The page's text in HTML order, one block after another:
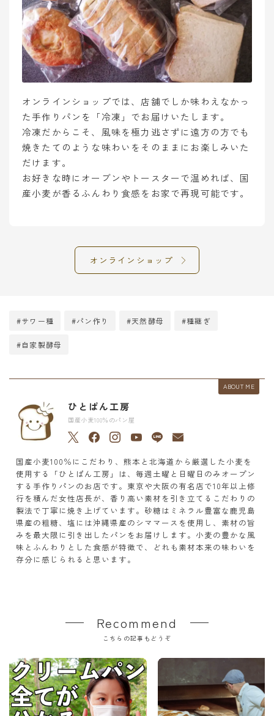
オンラインショップでは、店舗でしか味わえなかっ
た手作りパンを「冷凍」でお届けいたします。
冷凍だからこそ、風味を極力逃さずに遠方の方でも
焼きたてのような味わいをそのままにお楽しみいた
だけます。
お好きな時にオーブンやトースターで温めれば、国
産小麦が香るふんわり食感をお家で再現可能です。
オンラインショップ
#サワー種 #パン作り #天然酵母 #種継ぎ
#自家製酵母
ABOUT ME
ひとぱん工房
国産小麦100％のパン屋
国産小麦100％にこだわり、熊本と北海道から厳選した小麦を
使用する「ひとぱん工房」は、毎週土曜と日曜日のみオープン
する手作りパンのお店です。東京や大阪の有名店で10年以上修
行を積んだ女性店長が、香り高い素材を引き立てるこだわりの
製法で丁寧に焼き上げています。砂糖はミネラル豊富な鹿児島
県産の粗糖、塩には沖縄県産のシママースを使用し、素材の旨
みを最大限に引き出したパンをお届けします。小麦の豊かな風
味とふんわりとした食感が特徴で、どれも素材本来の味わいを
存分に感じられると思います。
Recommend
こちらの記事もどうぞ